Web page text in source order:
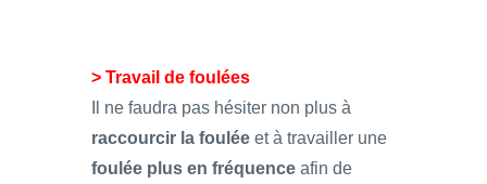
> Travail de foulées
Il ne faudra pas hésiter non plus à
raccourcir la foulée et à travailler une
foulée plus en fréquence afin de